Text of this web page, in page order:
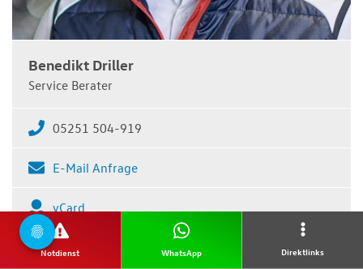
Notdienst WhatsApp Direktlinks
Benedikt Driller
Service Berater
05251 504-919
E-Mail Anfrage
vCard